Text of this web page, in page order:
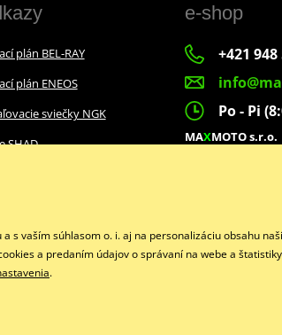
plán BEL-RAY
plán ENEOS
sviečky NGK
SHAD
e-shop
+421
Po - Pi
MAXMOTO s.r.o.
Facebook
s vaším súhlasom o. i. aj na personalizáciu obsahu
a predaním údajov o správaní na webe a
.